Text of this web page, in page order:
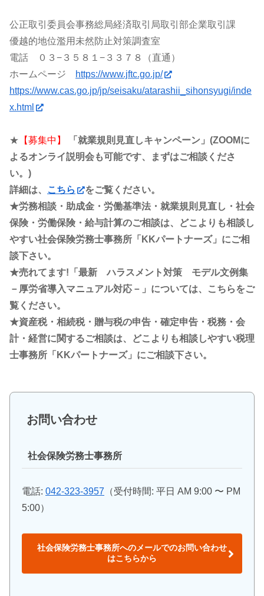
公正取引委員会事務総局経済取引局取引部企業取引課
優越的地位濫用未然防止対策調査室
電話 ０３−３５８１−３３７８（直通）
ホームページ
https://www.jftc.go.jp/
https://www.cas.go.jp/jp/seisaku/atarashii_sihonsyugi/inde
x.html
★ 【募集中】
「就業規則見直しキャンペーン」(ZOOMに
よるオンライ説明会も可能です、まずはご相談くださ
い。)
詳細は、
こちら
をご覧ください。
★労務相談・助成金・労働基準法・就業規則見直し・社会
保険・労働保険・給与計算のご相談は、どこよりも相談し
やすい社会保険労務士事務所「KKパートナーズ」にご相
談下さい。
★売れてます!「最新 ハラスメント対策 モデル文例集
－厚労省導入マニュアル対応－」については、こちらをご
覧ください。
★資産税・相続税・贈与税の申告・確定申告・税務・会
計・経営に関するご相談は、どこよりも相談しやすい税理
士事務所「KKパートナーズ」にご相談下さい。
お問い合わせ
社会保険労務士事務所
電話: 042-323-3957 （受付時間: 平日 AM 9:00 〜 PM
5:00）
社会保険労務士事務所へのメールでのお問い合わせ
はこちらから